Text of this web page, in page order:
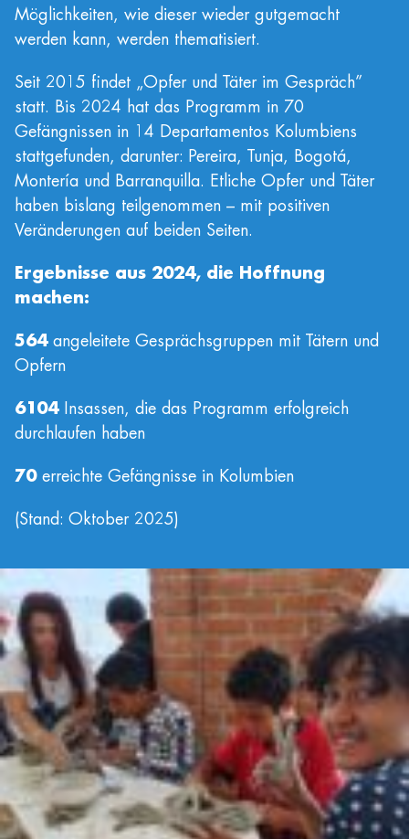
Möglichkeiten, wie dieser wieder gutgemacht
werden kann, werden thematisiert.
Seit 2015 findet „Opfer und Täter im Gespräch”
statt. Bis 2024 hat das Programm in 70
Gefängnissen in 14 Departamentos Kolumbiens
stattgefunden, darunter: Pereira, Tunja, Bogotá,
Montería und Barranquilla. Etliche Opfer und Täter
haben bislang teilgenommen – mit positiven
Veränderungen auf beiden Seiten.
Ergebnisse aus 2024, die Hoffnung
machen:
564angeleitete Gesprächsgruppen mit Tätern und
Opfern
6104Insassen, die das Programm erfolgreich
durchlaufen haben
70erreichte Gefängnisse in Kolumbien
(Stand: Oktober 2025)